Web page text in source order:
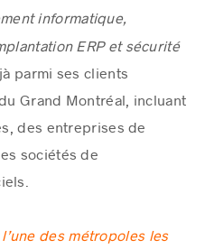
informatique,
ERP et sécurité
parmi ses clients
Grand Montréal, incluant
des entreprises de
sociétés de
des métropoles les